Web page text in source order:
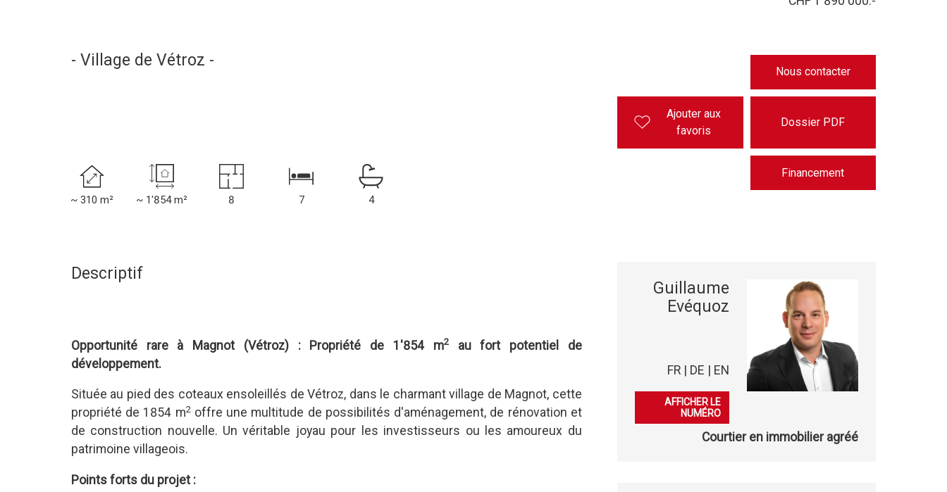
- Village de Vétroz -
~ 310 m² ~ 1'854 m² 8 7 4
Nous contacter
Ajouter aux
favoris
Dossier PDF
Financement
Descriptif
Opportunité rare à Magnot (Vétroz) : Propriété de 1'854 m2au fort potentiel de
développement.
Située au pied des coteaux ensoleillés de Vétroz, dans le charmant village de Magnot, cette
propriété de 1854 m2offre une multitude de possibilités d'aménagement, de rénovation et
de construction nouvelle. Un véritable joyau pour les investisseurs ou les amoureux du
patrimoine villageois.
Points forts du projet :
Guillaume
Evéquoz
FR | DE | EN
079 863 08 50
AFFICHER LE
NUMÉRO
Courtier en immobilier agréé